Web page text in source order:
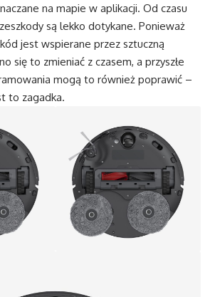
na mapie w aplikacji. Od czasu
są lekko dotykane. Ponieważ
jest wspierane przez sztuczną
się to zmieniać z czasem, a przyszłe
mogą to również poprawić –
to zagadka.